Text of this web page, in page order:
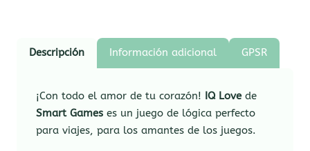
Descripción Información adicional GPSR
¡Con todo el amor de tu corazón! IQ Lovede
Smart Games es un juego de lógica perfecto
para viajes, para los amantes de los juegos.